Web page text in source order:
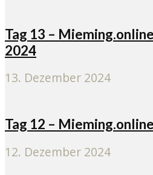
Tag 13 –
2024
13. Dezember 2024
Tag 12 –
12. Dezember 2024